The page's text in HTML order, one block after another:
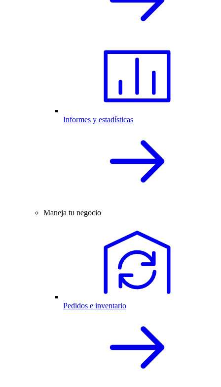
Informes y estadísticas
Maneja tu negocio
Pedidos e inventario